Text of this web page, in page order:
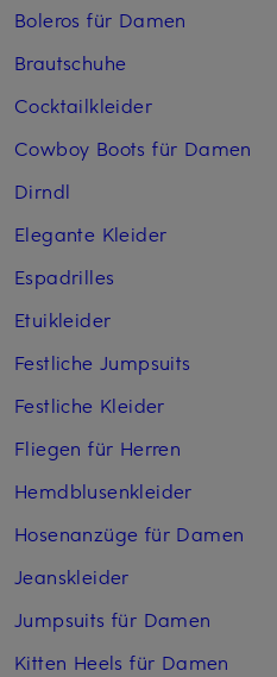
Boleros für Damen
Brautschuhe
Cocktailkleider
Cowboy Boots für Damen
Dirndl
Elegante Kleider
Espadrilles
Etuikleider
Festliche Jumpsuits
Festliche Kleider
Fliegen für Herren
Hemdblusenkleider
Hosenanzüge für Damen
Jeanskleider
Jumpsuits für Damen
Kitten Heels für Damen